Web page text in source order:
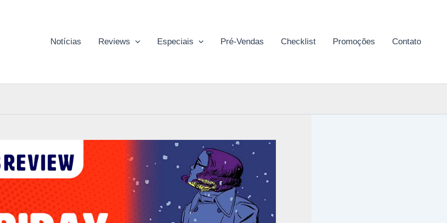
Notícias Reviews Especiais Pré-Vendas Checklist Promoções Contato